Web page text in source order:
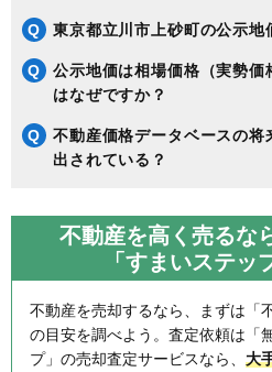
Q 東京都立川市上砂町の公示地
Q
公示地価は相場価格（実勢価
はなぜですか？
Q
不動産価格データベースの将
出されている？
不動産を高く売るな
「すまいステッ
不動産を売却するなら、まずは「
の目安を調べよう。査定依頼は「
プ」の売却査定サービスなら、 大